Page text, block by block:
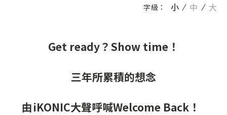
字級： 小 中 大
Get ready？Show time！
三年所累積的想念
由iKONIC大聲呼喊Welcome Back！